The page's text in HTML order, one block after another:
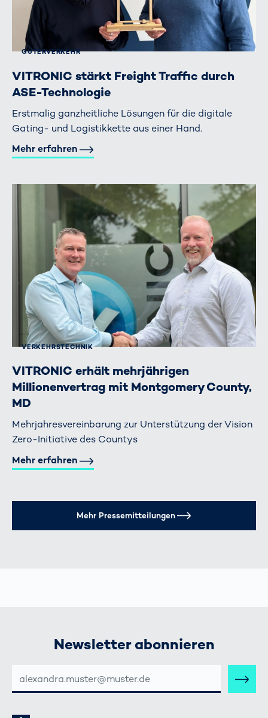
GÜTERVERKEHR
VITRONIC stärkt Freight Traffic durch
ASE-Technologie
Erstmalig ganzheitliche Lösungen für die digitale
Gating- und Logistikkette aus einer Hand.
Mehr erfahren
VERKEHRS­TECHNIK
VITRONIC erhält mehrjährigen
Millionenvertrag mit Montgomery County,
MD
Mehrjahresvereinbarung zur Unterstützung der Vision
Zero-Initiative des Countys
Mehr erfahren
Mehr Pressemitteilungen
Newsletter abonnieren
MAIL-
ADRESSE